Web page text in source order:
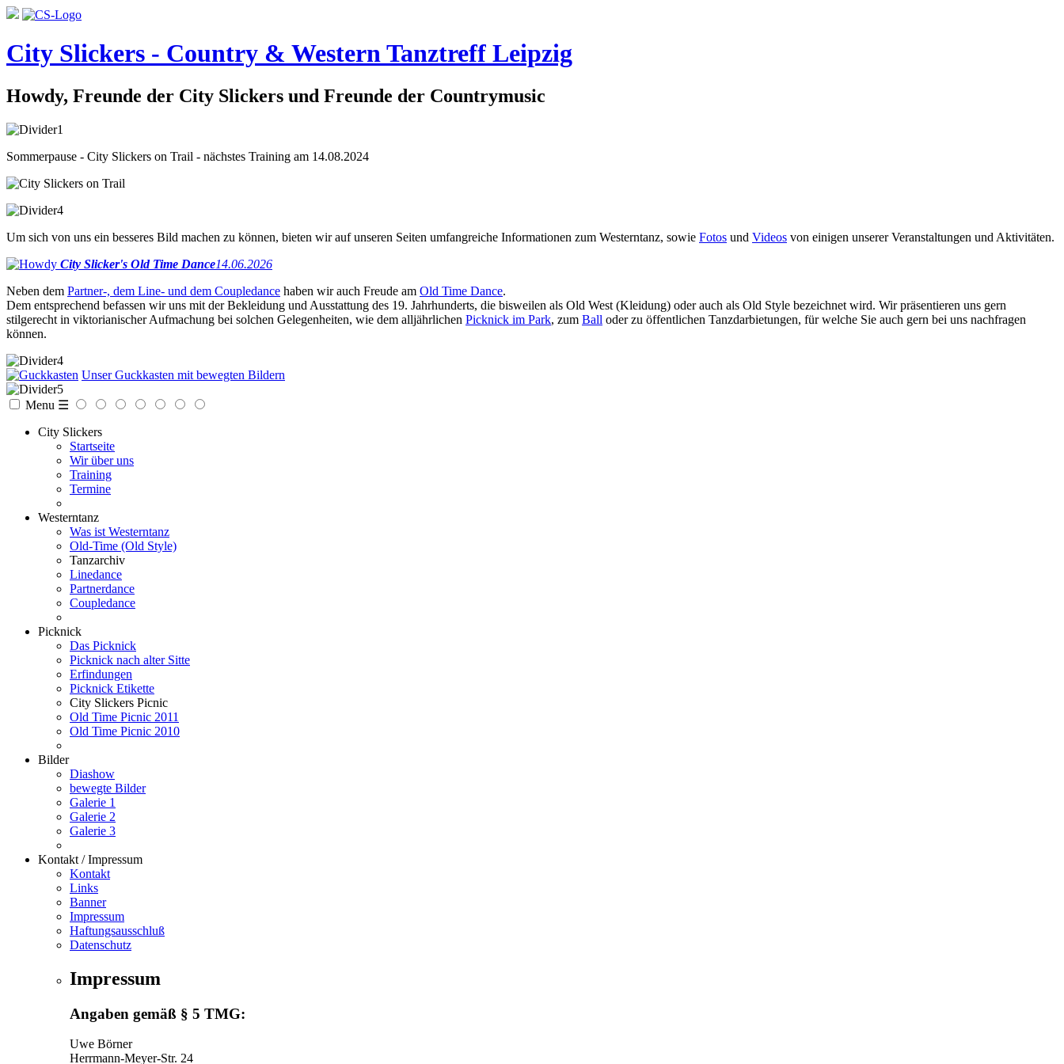
City Slickers - Country & Western Tanztreff Leipzig
Howdy, Freunde der City Slickers und Freunde der Countrymusic
Sommerpause - City Slickers on Trail - nächstes Training am 14.08.2024
Um sich von uns ein besseres Bild machen zu können, bieten wir auf unseren Seiten umfangreiche Informationen zum Westerntanz, sowie Fotos und Videos von einigen unserer Veranstaltungen und Aktivitäten.
City Slicker's Old Time Dance14.06.2026
Neben dem Partner-, dem Line- und dem Coupledance haben wir auch Freude am Old Time Dance.
Dem entsprechend befassen wir uns mit der Bekleidung und Ausstattung des 19. Jahrhunderts, die bisweilen als Old West (Kleidung) oder auch als Old Style bezeichnet wird. Wir präsentieren uns gern
stilgerecht in viktorianischer Aufmachung bei solchen Gelegenheiten, wie dem alljährlichen Picknick im Park, zum Ball oder zu öffentlichen Tanzdarbietungen, für welche Sie auch gern bei uns nachfragen
können.
Unser Guckkasten mit bewegten Bildern
Menu ☰
City Slickers
Startseite
Wir über uns
Training
Termine
Westerntanz
Was ist Westerntanz
Old-Time (Old Style)
Tanzarchiv
Linedance
Partnerdance
Coupledance
Picknick
Das Picknick
Picknick nach alter Sitte
Erfindungen
Picknick Etikette
City Slickers Picnic
Old Time Picnic 2011
Old Time Picnic 2010
Bilder
Diashow
bewegte Bilder
Galerie 1
Galerie 2
Galerie 3
Kontakt / Impressum
Kontakt
Links
Banner
Impressum
Haftungsausschluß
Datenschutz
Impressum
Angaben gemäß § 5 TMG:
Uwe Börner
Herrmann-Meyer-Str. 24